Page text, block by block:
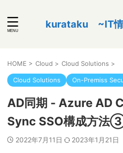
kurataku ~IT情
HOME > Cloud > Cloud Solutions >
Cloud Solutions On-Premiss
AD同期 - Azure AD
Sync SSO構成方法
2022年7月11日 2023年1月21日